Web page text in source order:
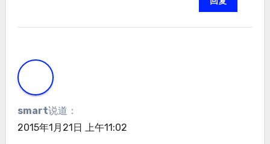
smart说道：
2015年1月21日 上午11:02